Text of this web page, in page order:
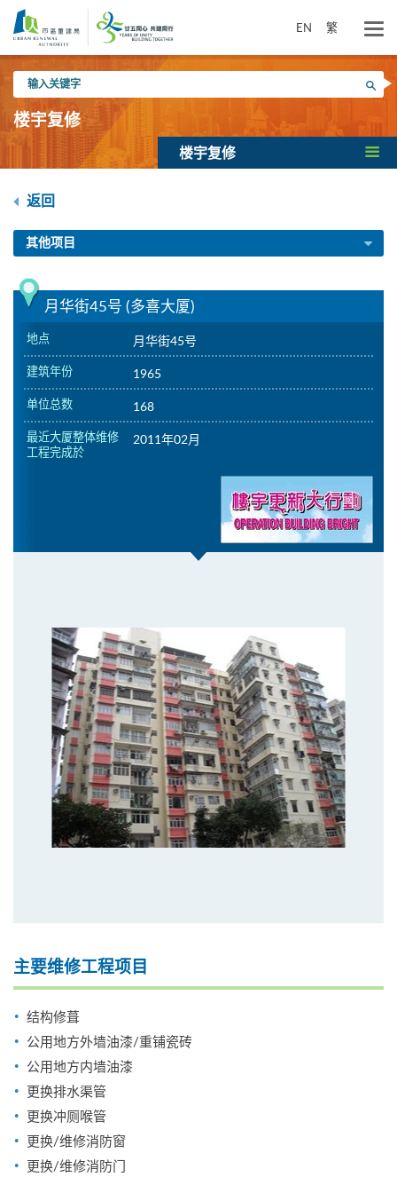
内
EN 繁
入
关
键
搜寻
楼宇复修
楼宇复修
返回
其他项目
月华街45号 (多喜大厦)
地点 月华街45号
建筑年份 1965
单位总数 168
最近大厦整体维修
工程完成於
2011年02月
主要维修工程项目
结构修葺
公用地方外墙油漆/重铺瓷砖
公用地方内墙油漆
更换排水渠管
更换冲厕喉管
更换/维修消防窗
更换/维修消防门